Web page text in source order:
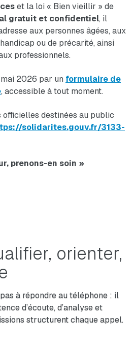
et la loi « Bien vieillir » de
gratuit et confidentiel, il
aux personnes âgées, aux
ou de précarité, ainsi
professionnels.
2026 par un formulaire de
, accessible à tout moment.
officielles destinées au public
solidarites.gouv.fr/3133-
prenons-en soin »
orienter,
à répondre au téléphone : il
d’écoute, d’analyse et
structurent chaque appel.